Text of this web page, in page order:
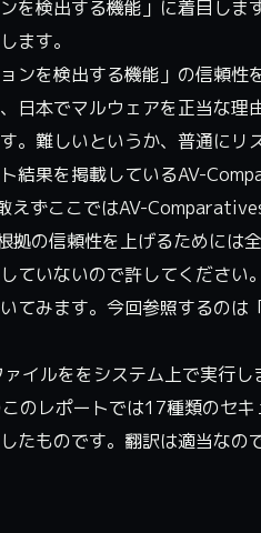
を検出する機能」に着目し
ます。
ンを検出する機能」の信頼性
日本でマルウェアを正当な
。難しいというか、普通に
結果を掲載しているAV-
ずここではAV-
の信頼性を上げるためには
ていないので許してください。
てみます。今回参照するのは
ルををシステム上で実行し
のレポートでは17種類のセ
たものです。翻訳は適当な